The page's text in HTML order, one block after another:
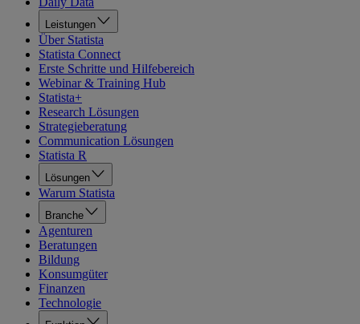
Leistungen
Über Statista
Statista Connect
Erste Schritte und Hilfebereich
Webinar & Training Hub
Statista+
Research Lösungen
Strategieberatung
Communication Lösungen
Statista R
Lösungen
Warum Statista
Branche
Agenturen
Beratungen
Bildung
Konsumgüter
Finanzen
Technologie